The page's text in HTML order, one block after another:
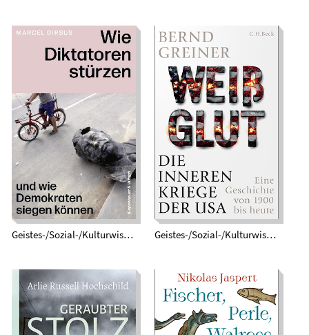
Wie Diktatoren
stürzen und wie
Demokraten siegen
können
Geistes-/Sozial-/Kulturwissenschaften
Weißglut. Die
inneren Kriege der
USA. Eine Geschichte
von 1900 bis heute
Geistes-/Sozial-/Kulturwissenschaften